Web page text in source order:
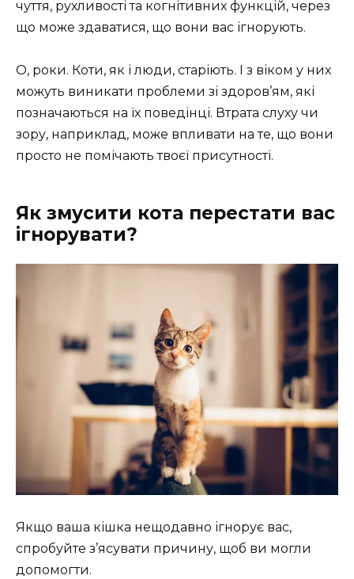
чуття, рухливості та когнітивних функцій, через
що може здаватися, що вони вас ігнорують.
О, роки. Коти, як і люди, старіють. І з віком у них
можуть виникати проблеми зі здоров’ям, які
позначаються на їх поведінці. Втрата слуху чи
зору, наприклад, може впливати на те, що вони
просто не помічають твоєї присутності.
Як змусити кота перестати вас
ігнорувати?
Якщо ваша кішка нещодавно ігнорує вас,
спробуйте з’ясувати причину, щоб ви могли
допомогти.